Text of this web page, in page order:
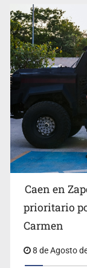
Jalisco lidera
Caen en
prioritario
Carmen
8 de Agosto